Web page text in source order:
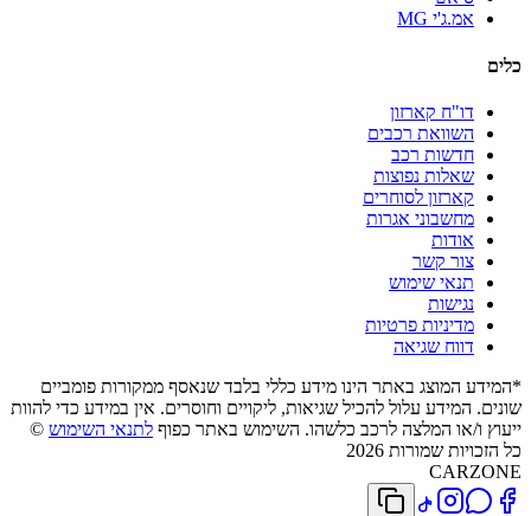
אמ.ג'י MG
כלים
דו"ח קארזון
השוואת רכבים
חדשות רכב
שאלות נפוצות
קארזון לסוחרים
מחשבוני אגרות
אודות
צור קשר
תנאי שימוש
נגישות
מדיניות פרטיות
דווח שגיאה
*המידע המוצג באתר הינו מידע כללי בלבד שנאסף ממקורות פומביים
שונים. המידע עלול להכיל שגיאות, ליקויים וחוסרים. אין במידע כדי להוות
ייעוץ ו/או המלצה לרכב כלשהו. השימוש באתר כפוף לתנאי השימוש ©
כל הזכויות שמורות 2026
CARZONE